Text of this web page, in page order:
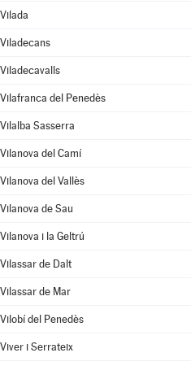
Vilada
Viladecans
Viladecavalls
Vilafranca del Penedès
Vilalba Sasserra
Vilanova del Camí
Vilanova del Vallès
Vilanova de Sau
Vilanova i la Geltrú
Vilassar de Dalt
Vilassar de Mar
Vilobí del Penedès
Viver i Serrateix